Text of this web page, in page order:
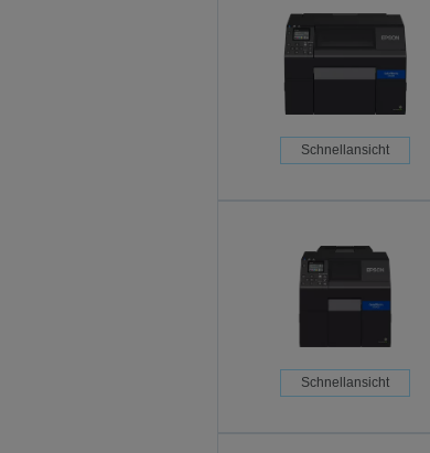
Schnellansicht
Schnellansicht